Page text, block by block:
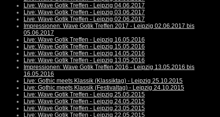
Live: Wave Gotik Treffen - Leipzig 04.06.2017
Live: Wave Gotik Treffen - Leipzig 03.06.2017
Live: Wave Gotik Treffen - Leipzig 02.06.2017
Impressionen: Wave Gotik Treffen 2017 - Leipzig 02.06.2017 bis
05.06.2017
Live: Wave Gotik Treffen - Leipzig 16.05.2016
Live: Wave Gotik Treffen - Leipzig 15.05.2016
Live: Wave Gotik Treffen - Leipzig 14.05.2016
Live: Wave Gotik Treffen - Leipzig 13.05.2016
Impressionen: Wave Gotik Treffen 2016 - Leipzig 13.05.2016 bis
16.05.2016
Live: Gothic meets Klassik (Klassiktag) - Leipzig 25.10.2015
Live: Gothic meets Klassik (Festivaltag) - Leipzig 24.10.2015
Live: Wave Gotik Treffen - Leipzig 25.05.2015
Live: Wave Gotik Treffen - Leipzig 24.05.2015
Live: Wave Gotik Treffen - Leipzig 23.05.2015
Live: Wave Gotik Treffen - Leipzig 22.05.2015